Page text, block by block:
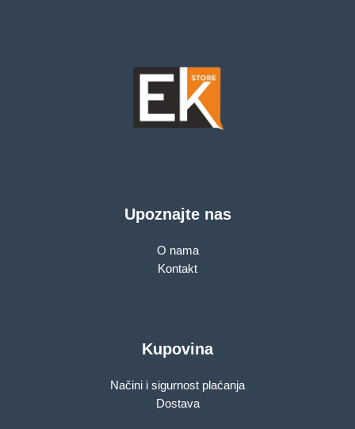
Upoznajte nas
O nama
Kontakt
Kupovina
Načini i sigurnost plaćanja
Dostava